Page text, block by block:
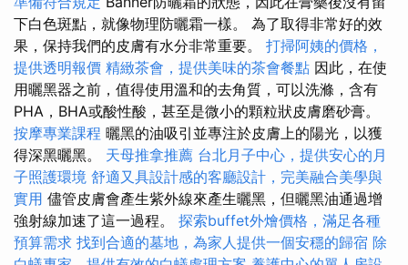
下白色斑點，就像物理防曬霜一樣。 為了取得非常好的效
果，保持我們的皮膚有水分非常重要。 打掃阿姨的價格，
提供透明報價 精緻茶會，提供美味的茶會餐點 因此，在使
用曬黑器之前，值得使用溫和的去角質，可以洗滌，含有
PHA，BHA或酸性酸，甚至是微小的顆粒狀皮膚磨砂膏。
按摩專業課程 曬黑的油吸引並專注於皮膚上的陽光，以獲
得深黑曬黑。 天母推拿推薦 台北月子中心，提供安心的月
子照護環境 舒適又具設計感的客廳設計，完美融合美學與
實用 儘管皮膚會產生紫外線來產生曬黑，但曬黑油通過增
強射線加速了這一過程。 探索buffet外燴價格，滿足各種
預算需求 找到合適的墓地，為家人提供一個安穩的歸宿 除